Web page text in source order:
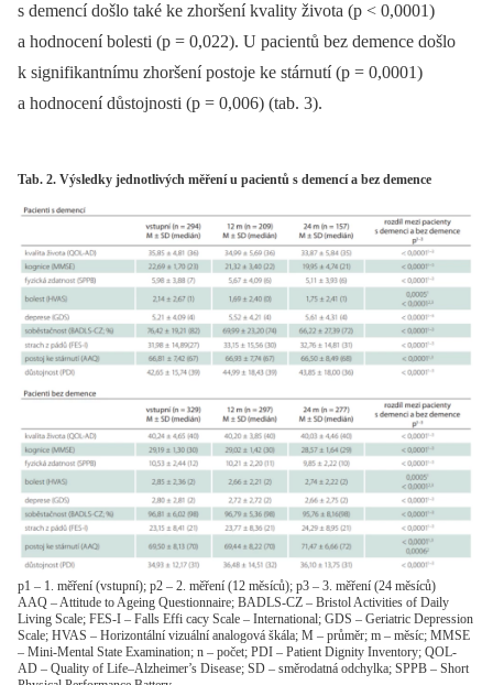
s demencí došlo také ke zhoršení kvality života (p < 0,0001)
a hodnocení bolesti (p = 0,022). U pacientů bez demence došlo
k signifikantnímu zhoršení postoje ke stárnutí (p = 0,0001)
a hodnocení důstojnosti (p = 0,006) (tab. 3).
Tab. 2. Výsledky jednotlivých měření u pacientů s demencí a bez demence
p1 – 1. měření (vstupní); p2 – 2. měření (12 měsíců); p3 – 3. měření (24 měsíců)
AAQ – Attitude to Ageing Questionnaire; BADLS-CZ – Bristol Activities of Daily
Living Scale; FES-I – Falls Effi cacy Scale – International; GDS – Geriatric Depression
Scale; HVAS – Horizontální vizuální analogová škála; M – průměr; m – měsíc; MMSE
– Mini-Mental State Examination; n – počet; PDI – Patient Dignity Inventory; QOL-
AD – Quality of Life–Alzheimer’s Disease; SD – směrodatná odchylka; SPPB – Short